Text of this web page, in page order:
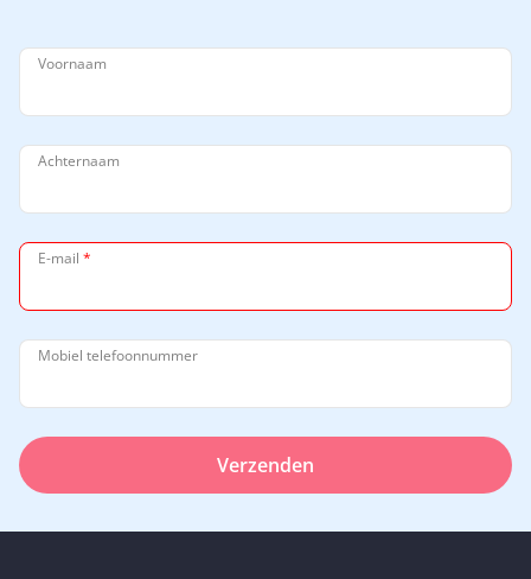
Voornaam
Achternaam
E-mail *
Mobiel telefoonnummer
Verzenden